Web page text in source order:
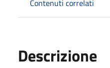
Contenuti correlati
Descrizione